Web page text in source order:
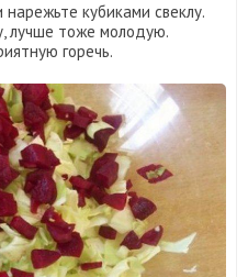
кубиками свеклу.
лучше тоже молодую.
горечь.